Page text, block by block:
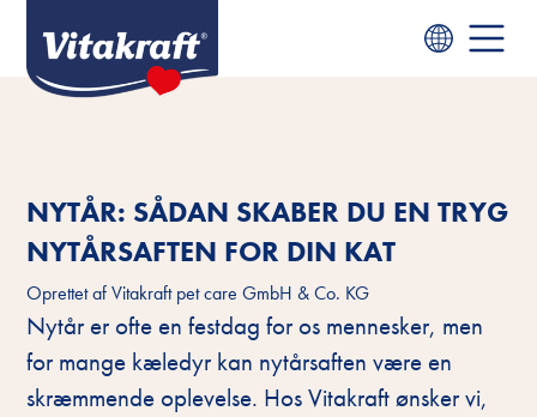
NYTÅR: SÅDAN SKABER DU EN TRYG
NYTÅRSAFTEN FOR DIN KAT
Oprettet afVitakraft pet care GmbH & Co. KG
Nytår er ofte en festdag for os mennesker, men
for mange kæledyr kan nytårsaften være en
skræmmende oplevelse. Hos Vitakraft ønsker vi,